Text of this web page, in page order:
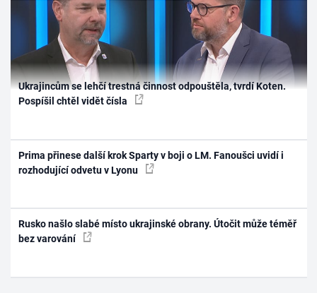
Ukrajincům se lehčí trestná činnost odpouštěla, tvrdí Koten.
Pospíšil chtěl vidět čísla
Prima přinese další krok Sparty v boji o LM. Fanoušci uvidí i
rozhodující odvetu v Lyonu
Rusko našlo slabé místo ukrajinské obrany. Útočit může téměř
bez varování